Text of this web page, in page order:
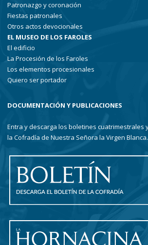
Patronazgo y coronación
Fiestas patronales
Otros actos devocionales
EL MUSEO DE LOS FAROLES
El edificio
La Procesión de los Faroles
Los elementos procesionales
Quiero ser portador
DOCUMENTACIÓN Y PUBLICACIONES
Entra y descarga los boletines cuatrimestrales
la Cofradía de Nuestra Señora la Virgen Blanca.